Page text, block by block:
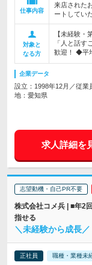
仕事内容
来店された
ートしてい
対象と
なる方
【未経験
「人と話す
歓迎！ ◆平
企業データ
設立：1998年12月／従業
地：愛知県
求人詳細を
志望動機・自己PR不要
株式会社コメ兵 | ■年2
指せる
＼未経験から成長
正社員 職種・業種未